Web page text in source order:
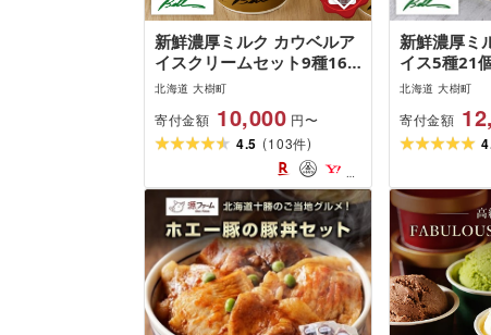
新鮮濃厚ミルク カウベルア
イスクリームセット9種16
個_ アイス アイスクリーム
イーツ デザート 北海道 大
樹町 人気 美味しい バニラ
アイス バニラ チョコ ミル
ク メロン [配送不可地域:離
島]
北海道 大樹町
寄付金額 10,000 円〜
4.5 (103件)
新鮮濃厚ミ
イス5種21
クリーム ア
大樹町 バニ
人気 美味し
北海道 大樹町
寄付金額